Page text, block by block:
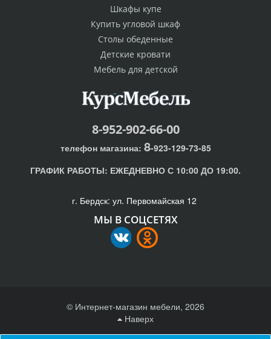
Шкафы купе
Купить угловой шкаф
Столы обеденные
Детские кровати
Мебель для детской
8-952-902-66-00
телефон магазина: 8-923-129-73-85
ГРАФИК РАБОТЫ: ЕЖЕДНЕВНО С 10:00 ДО 19:00.
г. Бердск: ул. Первомайская 12
МЫ В СОЦСЕТЯХ
© Интернет-магазин мебели, 2026
Наверх
Отправляя любую форму на сайте, вы соглашаетесь с